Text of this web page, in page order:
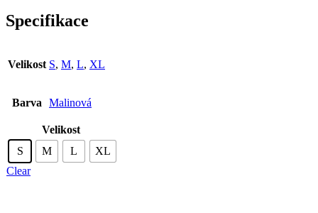
Specifikace
Velikost S, M, L, XL
Barva Malinová
Velikost
S
M L
XL
Clear